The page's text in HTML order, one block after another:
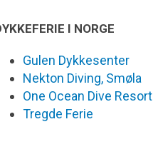
I NORGE
Gulen Dykkesenter
Nekton Diving, Smøla
One Ocean Dive Resort
Tregde Ferie